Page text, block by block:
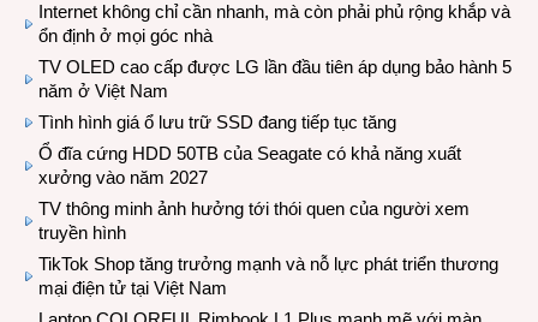
Internet không chỉ cần nhanh, mà còn phải phủ rộng khắp và
ổn định ở mọi góc nhà
TV OLED cao cấp được LG lần đầu tiên áp dụng bảo hành 5
năm ở Việt Nam
Tình hình giá ổ lưu trữ SSD đang tiếp tục tăng
Ổ đĩa cứng HDD 50TB của Seagate có khả năng xuất
xưởng vào năm 2027
TV thông minh ảnh hưởng tới thói quen của người xem
truyền hình
TikTok Shop tăng trưởng mạnh và nỗ lực phát triển thương
mại điện tử tại Việt Nam